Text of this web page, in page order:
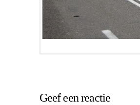
Geef een reactie